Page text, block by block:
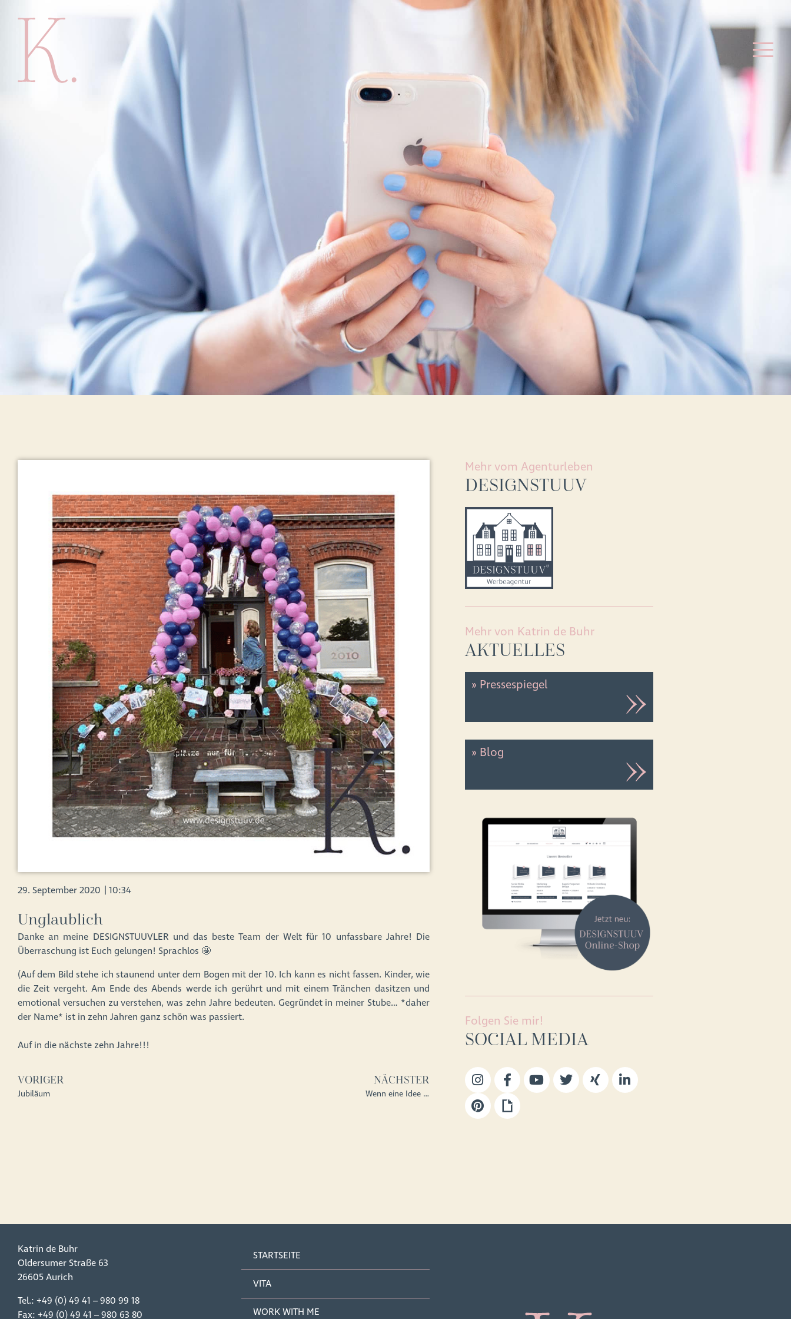
29. September 2020 10:34
Unglaublich
Danke an meine DESIGNSTUUVLER und das beste Team der Welt für 10 unfassbare Jahre! Die
Überraschung ist Euch gelungen! Sprachlos 🤩⁠
(Auf dem Bild stehe ich staunend unter dem Bogen mit der 10. Ich kann es nicht fassen. Kinder, wie
die Zeit vergeht. Am Ende des Abends werde ich gerührt und mit einem Tränchen dasitzen und
emotional versuchen zu verstehen, was zehn Jahre bedeuten. Gegründet in meiner Stube… *daher
der Name* ist in zehn Jahren ganz schön was passiert. ⁠⠀
Auf in die nächste zehn Jahre!!!
VORIGER
Jubiläum
NÄCHSTER
Wenn eine Idee …
Mehr vom Agenturleben
DESIGNSTUUV
Mehr von Katrin de Buhr
AKTUELLES
» Pressespiegel
» Blog
Folgen Sie mir!
SOCIAL MEDIA
Katrin de Buhr
Oldersumer Straße 63
26605 Aurich
Tel.: +49 (0) 49 41 – 980 99 18
Fax: +49 (0) 49 41 – 980 63 80
STARTSEITE
VITA
WORK WITH ME